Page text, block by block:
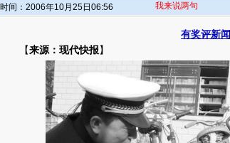
时间：2006年10月25日06:56 我来说两句
有奖评新闻
【来源：现代快报】